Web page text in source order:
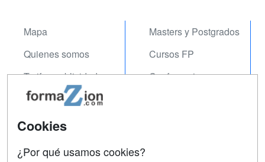
Mapa
Quienes somos
Tarifas publicidad
Acceso Usuarios
Acceso Centros
Masters y Postgrados
Cursos FP
Conferencias
Cookies
¿Por qué usamos cookies?